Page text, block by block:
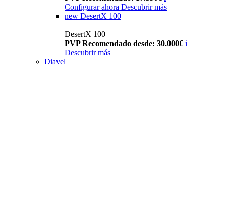
Configurar ahora Descubrir más
new DesertX 100
DesertX 100
PVP Recomendado desde: 30.000€ i
Descubrir más
Diavel